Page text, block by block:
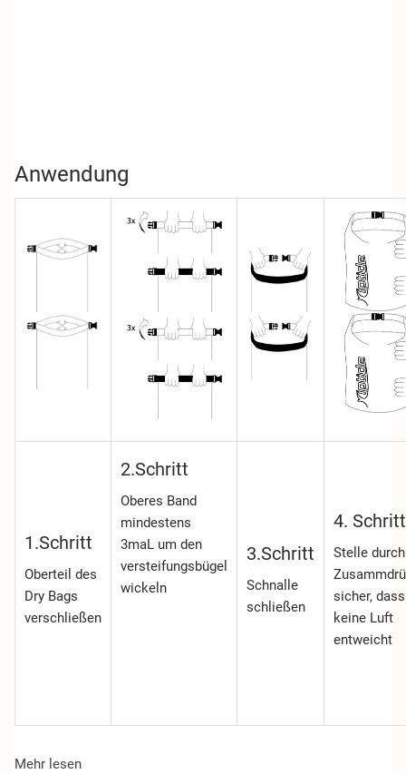
Anwendung
1.Schritt
Oberteil des
Dry Bags
verschließen
2.Schritt
Oberes Band
mindestens
3maL um den
versteifungsbügel
wickeln
3.Schritt
Schnalle
schließen
4. Schritt
Stelle durch
sicher, dass
keine Luft
entweicht
Mehr lesen